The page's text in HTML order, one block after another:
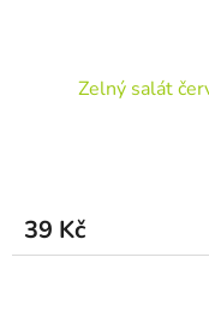
Zelný salát
39 Kč